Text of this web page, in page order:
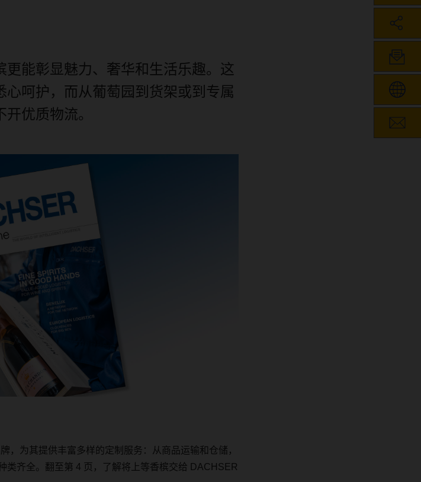
能彰显魅力、奢华和生活乐趣。这
呵护，而从葡萄园到货架或到专属
优质物流。
，为其提供丰富多样的定制服务：从商品运输和仓储，
类齐全。翻至第 4 页，了解将上等香槟交给 DACHSER